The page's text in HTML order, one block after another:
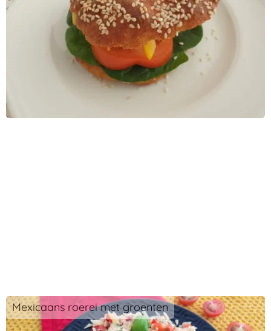
Mexicaans roerei met groenten